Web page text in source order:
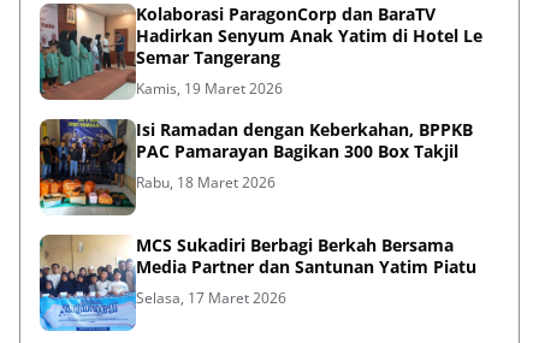
Kolaborasi ParagonCorp dan BaraTV
Hadirkan Senyum Anak Yatim di Hotel Le
Semar Tangerang
Kamis, 19 Maret 2026
Isi Ramadan dengan Keberkahan, BPPKB
PAC Pamarayan Bagikan 300 Box Takjil
Rabu, 18 Maret 2026
MCS Sukadiri Berbagi Berkah Bersama
Media Partner dan Santunan Yatim Piatu
Selasa, 17 Maret 2026